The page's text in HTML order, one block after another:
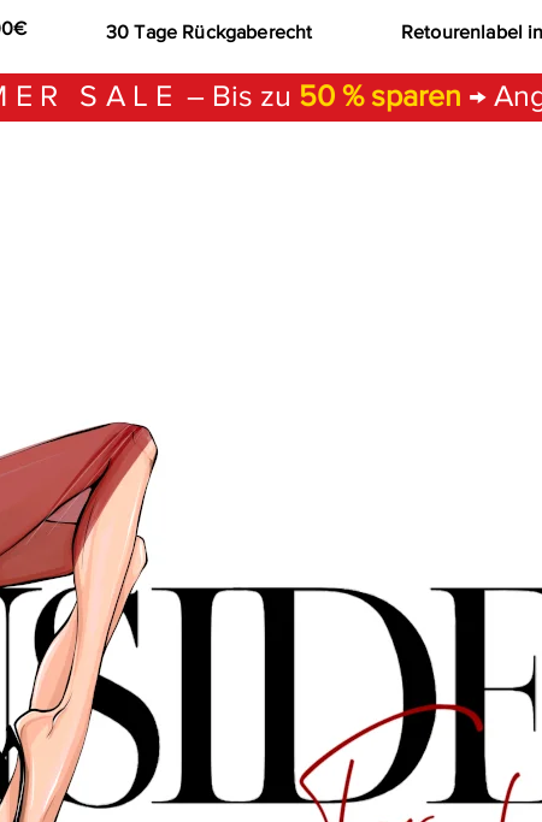
30 Tage Rückgaberecht Retourenlabel
SALE – Bis zu 50 % sparen →